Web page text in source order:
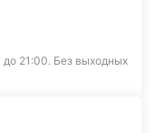
21:00. Без выходных